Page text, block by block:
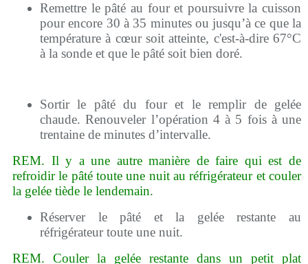
Remettre le pâté au four et poursuivre la cuisson
pour encore 30 à 35 minutes ou jusqu’à ce que la
température à cœur soit atteinte, c'est-à-dire 67°C
à la sonde et que le pâté soit bien doré.
Sortir le pâté du four et le remplir de gelée
chaude. Renouveler l’opération 4 à 5 fois à une
trentaine de minutes d’intervalle.
REM. Il y a une autre manière de faire qui est de
refroidir le pâté toute une nuit au réfrigérateur et couler
la gelée tiède le lendemain.
Réserver le pâté et la gelée restante au
réfrigérateur toute une nuit.
REM. Couler la gelée restante dans un petit plat